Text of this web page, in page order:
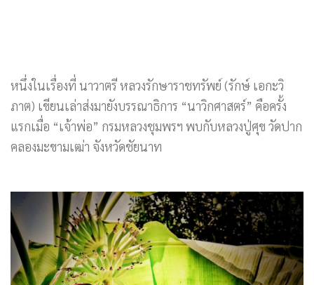
หนึ่งในเรื่องที่ นาวาตรี หลวงรักษาราชทรัพย์ (รักษ์ เอกะวิ
ภาต) เขียนเล่าส่งมายังบรรณาธิการ “นาวิกศาสตร์” คือครั้ง
แรกเมื่อ “เจ้าพ่อ” กรมหลวงชุมพรฯ พบกับหลวงปู่ศุข วัดปาก
คลองมะขามเฒ่า จังหวัดชัยนาท